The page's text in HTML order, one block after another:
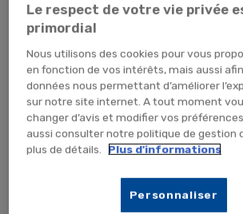
acceptés ?
bancaire, mandat administratif, et
web :par carte bancaire et paypal.
Pour tout nouveau client,la première
régler avant expédition(exception faite
réglant par Mandat administratif). Puis,
Le respect de votre vie privée
primordial
Nous utilisons des cookies pour vous
en fonction de vos intérêts, mais aussi
données nous permettant d’améliorer
sur notre site internet. A tout moment
changer d’avis et modifier vos
aussi consulter notre politique de gestion
plus de détails.
Plus d'informations
Personnaliser